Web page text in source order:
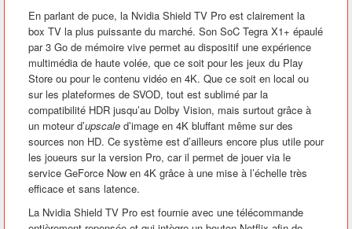
En parlant de puce, la Nvidia Shield TV Pro est clairement la
box TV la plus puissante du marché. Son SoC Tegra X1+ épaulé
par 3 Go de mémoire vive permet au dispositif une expérience
multimédia de haute volée, que ce soit pour les jeux du Play
Store ou pour le contenu vidéo en 4K. Que ce soit en local ou
sur les plateformes de SVOD, tout est sublimé par la
compatibilité HDR jusqu’au Dolby Vision, mais surtout grâce à
un moteur d’upscale d’image en 4K bluffant même sur des
sources non HD. Ce système est d’ailleurs encore plus utile pour
les joueurs sur la version Pro, car il permet de jouer via le
service GeForce Now en 4K grâce à une mise à l’échelle très
efficace et sans latence.
La Nvidia Shield TV Pro est fournie avec une télécommande